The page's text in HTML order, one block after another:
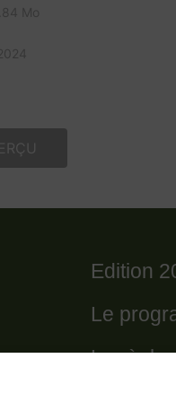
Edition
Le
Le